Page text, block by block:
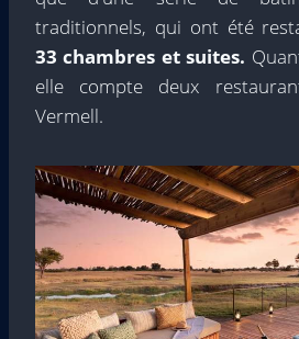
traditionnels, qui ont été
33 chambres et suites.
elle compte deux
Vermell.